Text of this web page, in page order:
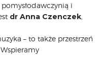
pomysłodawczynią i
dr Anna Czenczek
– to także przestrzeń